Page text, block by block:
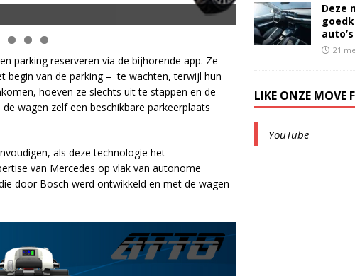
parking reserveren via de bijhorende app. Ze
begin van de parking – te wachten, terwijl hun
hoeven ze slechts uit te stappen en de
wagen zelf een beschikbare parkeerplaats
als deze technologie het
van Mercedes op vlak van autonome
door Bosch werd ontwikkeld en met de wagen
Deze
auto’s
21
LIKE ONZE MOVE
YouTube